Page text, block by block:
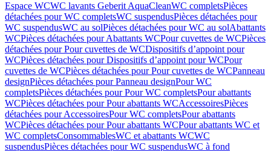
Espace WCWC lavants Geberit AquaCleanWC completsPièces
détachées pour WC completsWC suspendusPièces détachées pour
WC suspendusWC au solPièces détachées pour WC au solAbattants
WCPièces détachées pour Abattants WCPour cuvettes de WCPièces
détachées pour Pour cuvettes de WCDispositifs d’appoint pour
WCPièces détachées pour Dispositifs d’appoint pour WCPour
cuvettes de WCPièces détachées pour Pour cuvettes de WCPanneau
designPièces détachées pour Panneau designPour WC
completsPièces détachées pour Pour WC completsPour abattants
WCPièces détachées pour Pour abattants WCAccessoiresPièces
détachées pour AccessoiresPour WC completsPour abattants
WCPièces détachées pour Pour abattants WCPour abattants WC et
WC completsConsommablesWC et abattants WCWC
suspendusPièces détachées pour WC suspendusWC à fond